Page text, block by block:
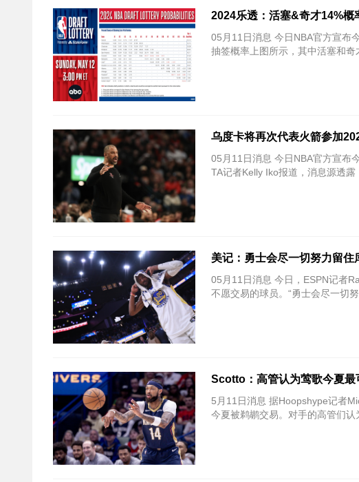
2024乐透：活塞&奇才14%概
05月11日消息 今日NBA官方宣布
抽签概率上图所示，其中活塞和
乌度卡将再次代表火箭参加
05月11日消息 今日NBA官方宣布
TA记者Kelly Iko报道，消息源透
美记：勇士会尽一切努力留
05月11日消息 今日，ESPN记者
不愿交易的球员。“勇士会尽一切
Scotto：高管认为莺歌今夏最
5月11日消息 据Hoopshype记者
今夏被鹈鹕交易。对手的高管们